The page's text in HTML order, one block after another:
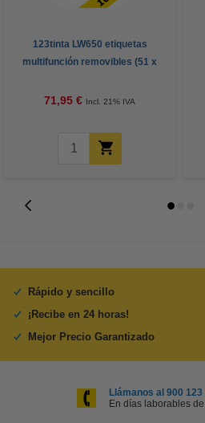
123tinta LW650 etiquetas
multifunción removibles (51 x
71,95 € Incl. 21% IVA
Rápido y sencillo
¡Recibe en 24 horas!
Mejor Precio Garantizado
Llámanos al 900 123
En días laborables